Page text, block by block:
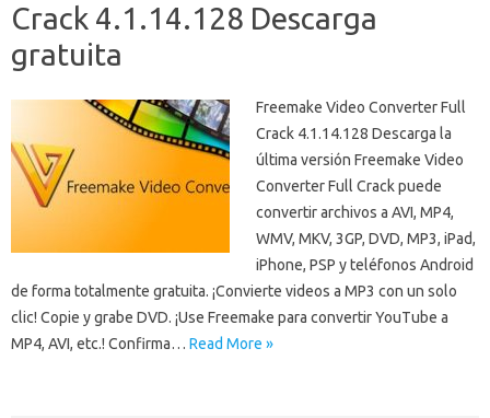
Crack 4.1.14.128 Descarga
gratuita
Freemake Video Converter Full
Crack 4.1.14.128 Descarga la
última versión Freemake Video
Converter Full Crack puede
convertir archivos a AVI, MP4,
WMV, MKV, 3GP, DVD, MP3, iPad,
iPhone, PSP y teléfonos Android
de forma totalmente gratuita. ¡Convierte videos a MP3 con un solo
clic! Copie y grabe DVD. ¡Use Freemake para convertir YouTube a
MP4, AVI, etc.! Confirma… Read More »